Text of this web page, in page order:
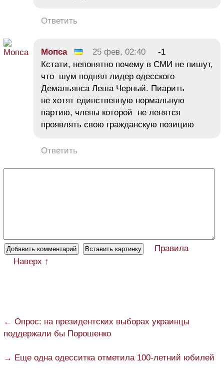
Ответить
Мопса 25 фев, 02:40
-1
Кстати, непонятно почему в СМИ не пишут,
что шум поднял лидер одесского
Демальянса Леша Черный. Пиарить
не хотят единственную нормальную
партию, члены которой не ленятся
проявлять свою гражданскую позицию
Ответить
Правила
Наверх ↑
← Опрос: на президентских выборах украинцы
поддержали бы Порошенко
→ Еще одна одесситка отметила 100-летний юбилей